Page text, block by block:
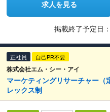
求人を見る
掲載終了予定日：
正社員 自己PR不要
株式会社エム・シー・アイ
マーケティングリサーチャー（
レックス制